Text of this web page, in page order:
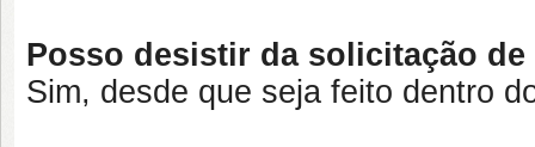
Posso desistir da solicitação
Sim, desde que seja feito dentro